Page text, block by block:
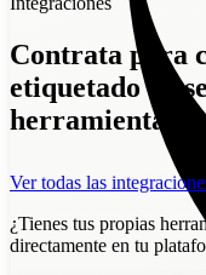
Contrata para
etiquetado de
herramienta
Ver todas las
¿Tienes tus propias
directamente en tu